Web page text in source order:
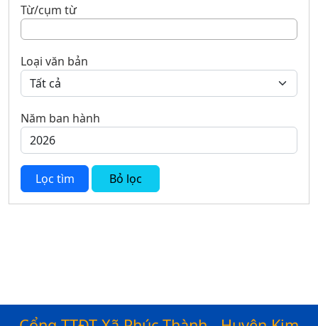
Từ/cụm từ
Loại văn bản
Năm ban hành
Lọc tìm Bỏ lọc